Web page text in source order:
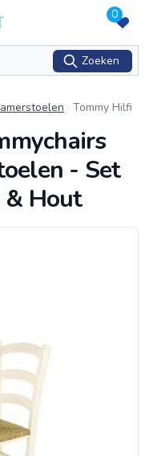
0
Zoeken
Tommy Hilfi
hairs Venice
toelen - Set
van 2 - Wit
- Rotan & H
- Set
Hout